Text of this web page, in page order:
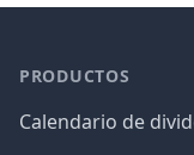
PRODUCTOS
Calendario de